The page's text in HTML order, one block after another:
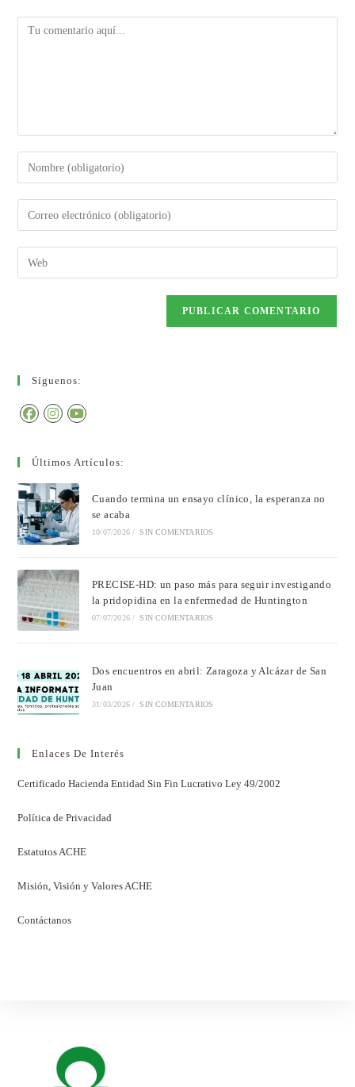
Síguenos:
Últimos Artículos:
Cuando termina un ensayo clínico, la esperanza no
se acaba
10/07/2026 / SIN COMENTARIOS
PRECISE-HD: un paso más para seguir investigando
la pridopidina en la enfermedad de Huntington
07/07/2026 / SIN COMENTARIOS
Dos encuentros en abril: Zaragoza y Alcázar de San
Juan
31/03/2026 / SIN COMENTARIOS
Enlaces De Interés
Certificado Hacienda Entidad Sin Fin Lucrativo Ley 49/2002
Política de Privacidad
Estatutos ACHE
Misión, Visión y Valores ACHE
Contáctanos